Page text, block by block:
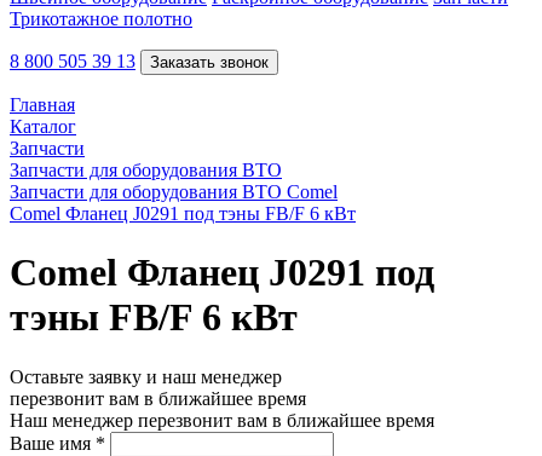
Трикотажное полотно
8 800 505 39 13 Заказать звонок
Главная
Каталог
Запчасти
Запчасти для оборудования ВТО
Запчасти для оборудования ВТО Comel
Comel Фланец J0291 под тэны FB/F 6 кВт
Comel Фланец J0291 под
тэны FB/F 6 кВт
Оставьте заявку и наш менеджер
перезвонит вам в ближайшее время
Наш менеджер перезвонит вам в ближайшее время
Ваше имя *